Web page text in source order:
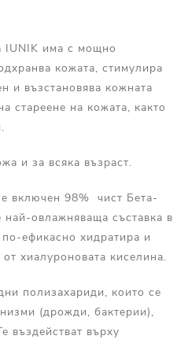
IUNIK има с мощно
кожата, стимулира
и възстановява кожната
стареене на кожата, както
и за всяка възраст.
включен 98% чист Бета-
овлажняваща съставка в
ефикасно хидратира и
хиалуроновата киселина.
полизахариди, които се
(дрожди, бактерии),
въздействат върху